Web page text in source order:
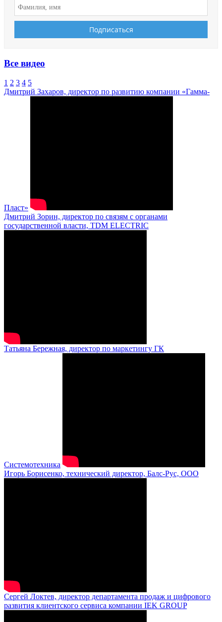
Все видео
1 2 3 4 5
Дмитрий Захаров, директор по развитию компании «Гамма-
Пласт»
Дмитрий Зорин, директор по связям с органами
государственной власти, TDM ELECTRIC
Татьяна Бережная, директор по маркетингу ГК
Системотехника
Игорь Борисенко, технический директор, Балс-Рус, ООО
Сергей Локтев, директор департамента продаж и цифрового
развития клиентского сервиса компании IEK GROUP